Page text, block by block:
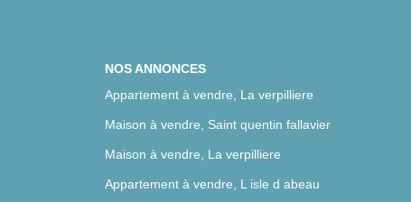
NOS ANNONCES
Appartement à vendre, La verpilliere
Maison à vendre, Saint quentin fallavier
Maison à vendre, La verpilliere
Appartement à vendre, L isle d abeau